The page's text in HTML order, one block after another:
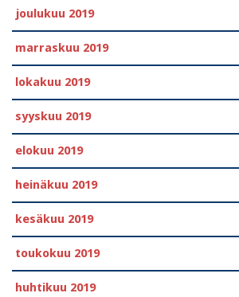
joulukuu 2019
marraskuu 2019
lokakuu 2019
syyskuu 2019
elokuu 2019
heinäkuu 2019
kesäkuu 2019
toukokuu 2019
huhtikuu 2019